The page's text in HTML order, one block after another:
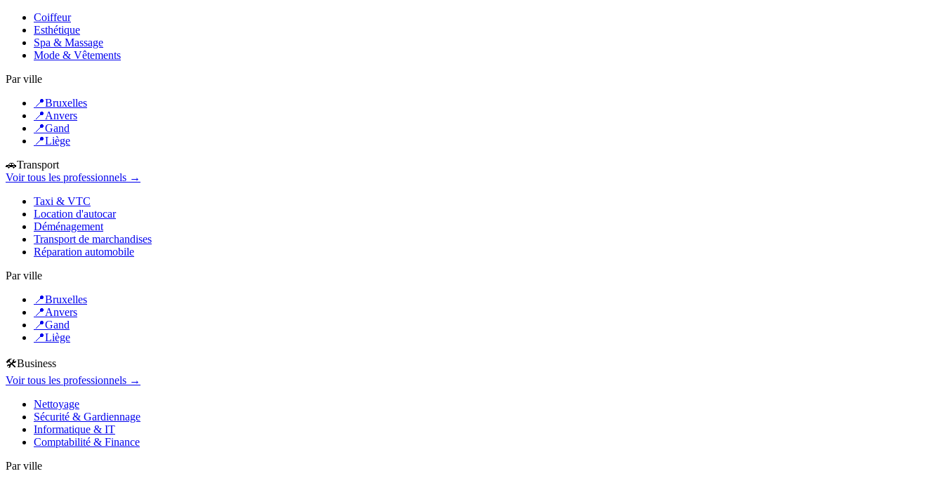
Coiffeur
Esthétique
Spa & Massage
Mode & Vêtements
Par ville
📍Bruxelles
📍Anvers
📍Gand
📍Liège
🚗Transport
Voir tous les professionnels →
Taxi & VTC
Location d'autocar
Déménagement
Transport de marchandises
Réparation automobile
Par ville
📍Bruxelles
📍Anvers
📍Gand
📍Liège
🛠️Business
Voir tous les professionnels →
Nettoyage
Sécurité & Gardiennage
Informatique & IT
Comptabilité & Finance
Par ville